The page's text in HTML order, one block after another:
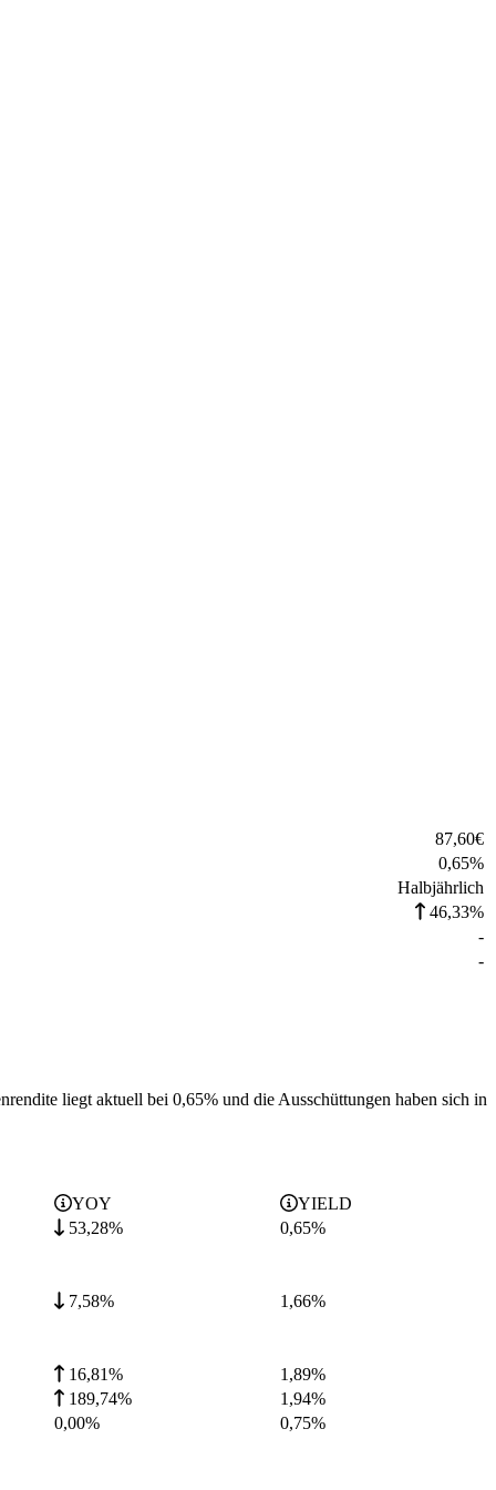
87,60€
0,65%
Halbjährlich
46,33%
-
-
liegt aktuell bei 0,65% und die Ausschüttungen haben sich in
YOY
YIELD
53,28%
0,65%
7,58% 1,66%
16,81% 1,89%
189,74%
1,94%
0,00%
0,75%